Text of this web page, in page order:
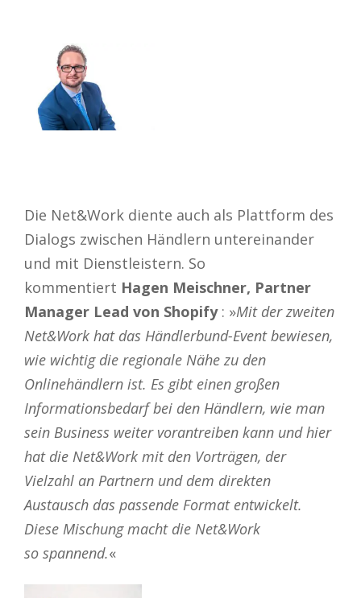
Die Net&Work diente auch als Plattform des
Dialogs zwischen Händlern untereinander
und mit Dienstleistern. So
kommentiert Hagen Meischner, Partner
Manager Lead von Shopify: »Mit der zweiten
Net&Work hat das Händlerbund-Event bewiesen,
wie wichtig die regionale Nähe zu den
Onlinehändlern ist. Es gibt einen großen
Informationsbedarf bei den Händlern, wie man
sein Business weiter vorantreiben kann und hier
hat die Net&Work mit den Vorträgen, der
Vielzahl an Partnern und dem direkten
Austausch das passende Format entwickelt.
Diese Mischung macht die Net&Work
so spannend.«